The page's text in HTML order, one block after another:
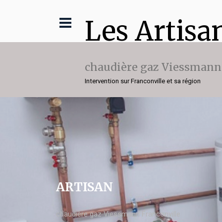
Les
chaudière gaz Viessmann
Intervention sur Franconville et sa région
ARTISAN
chaudière gaz Viessmann Franconville